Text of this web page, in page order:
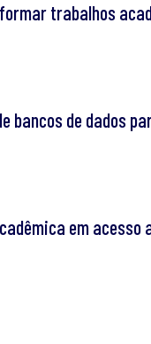
trabalhos
bancos de dados
em acesso